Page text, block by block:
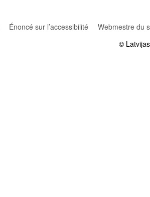
Énoncé sur l’accessibilité
Webmestre du
©